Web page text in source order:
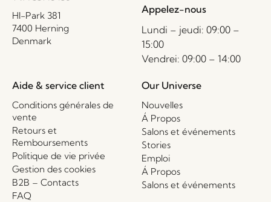
HI-Park 381
7400 Herning
Denmark
Appelez-nous
Lundi – jeudi: 09:00 –
15:00
Vendrei: 09:00 – 14:00
Aide & service client
Conditions générales de
vente
Retours et
Remboursements
Politique de vie privée
Gestion des cookies
B2B – Contacts
FAQ
Our Universe
Nouvelles
Á Propos
Salons et événements
Stories
Emploi
Á Propos
Salons et événements